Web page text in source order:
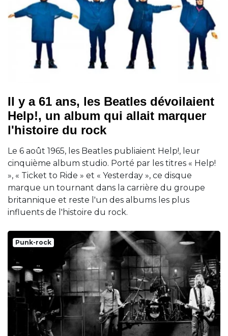
Il y a 61 ans, les Beatles dévoilaient
Help!, un album qui allait marquer
l'histoire du rock
Le 6 août 1965, les Beatles publiaient Help!, leur
cinquième album studio. Porté par les titres « Help!
», « Ticket to Ride » et « Yesterday », ce disque
marque un tournant dans la carrière du groupe
britannique et reste l'un des albums les plus
influents de l'histoire du rock.
Punk-rock